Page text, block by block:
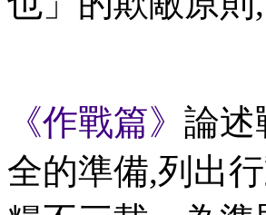
《作戰篇》 論述
全的準備,列出